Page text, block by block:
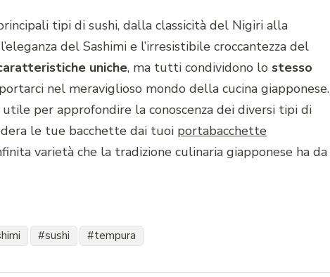
tipi di sushi, dalla classicità del Nigiri alla
del Sashimi e l’irresistibile croccantezza del
uniche, ma tutti condividono lo stesso
nel meraviglioso mondo della cucina giapponese.
per approfondire la conoscenza dei diversi tipi di
le tue bacchette dai tuoi portabacchette
varietà che la tradizione culinaria giapponese ha da
sushi tempura